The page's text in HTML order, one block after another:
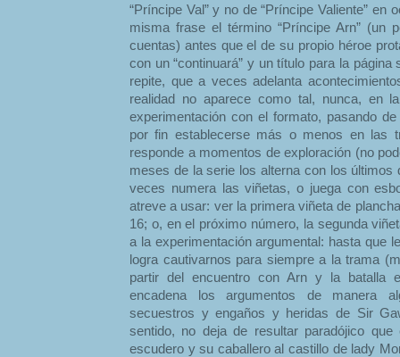
“Príncipe Val” y no de “Príncipe Valiente” en
misma frase el término “Príncipe Arn” (un
cuentas) antes que el de su propio héroe
con un “continuará” y un título para la
repite, que a veces adelanta
realidad no aparece como tal, nunca, en
experimentación con el formato, pasando
por fin establecerse más o menos en las
responde a momentos de exploración (no
meses de la serie los alterna con los últimos
veces numera las viñetas, o juega con
atreve a usar: ver la primera viñeta de
16; o, en el próximo número, la segunda
a la experimentación argumental: hasta que
logra cautivarnos para siempre a la trama
partir del encuentro con Arn y la batalla
encadena los argumentos de manera
secuestros y engaños y heridas de Sir
sentido, no deja de resultar paradójico
escudero y su caballero al castillo de lady